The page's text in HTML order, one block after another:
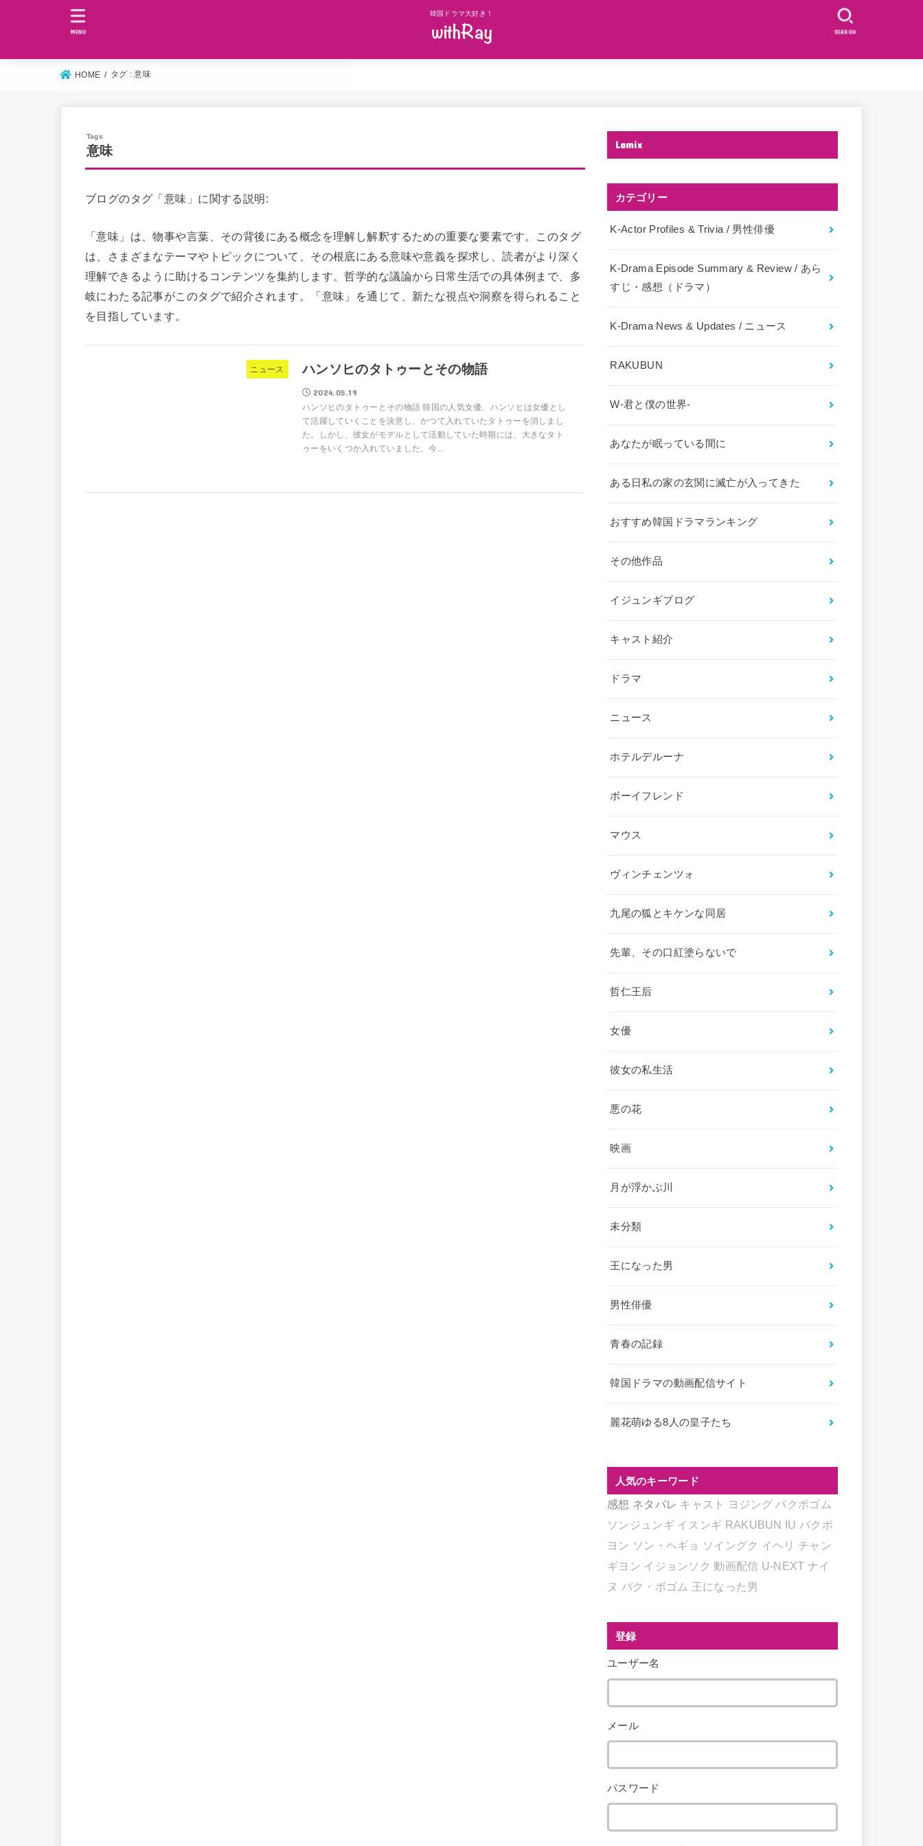
韓国ドラマ大好き！
SEARCH
MENU
HOME タグ : 意味
意味
ブログのタグ「意味」に関する説明:
「意味」は、物事や言葉、その背後にある概念を理解し解釈するための重要な要素です。このタグ
は、さまざまなテーマやトピックについて、その根底にある意味や意義を探求し、読者がより深く
理解できるように助けるコンテンツを集約します。哲学的な議論から日常生活での具体例まで、多
岐にわたる記事がこのタグで紹介されます。「意味」を通じて、新たな視点や洞察を得られること
を目指しています。
ニュース ハンソヒのタトゥーとその物語
2024.05.19
ハンソヒのタトゥーとその物語 韓国の人気女優、ハンソヒは女優とし
て活躍していくことを決意し、かつて入れていたタトゥーを消しまし
た。しかし、彼女がモデルとして活動していた時期には、大きなタト
ゥーをいくつか入れていました。今...
Lamix
カテゴリー
K-Actor Profiles & Trivia / 男性俳優
K-Drama Episode Summary & Review / あら
すじ・感想（ドラマ）
K-Drama News & Updates / ニュース
RAKUBUN
W-君と僕の世界-
あなたが眠っている間に
ある日私の家の玄関に滅亡が入ってきた
おすすめ韓国ドラマランキング
その他作品
イジュンギブログ
キャスト紹介
ドラマ
ニュース
ホテルデルーナ
ボーイフレンド
マウス
ヴィンチェンツォ
九尾の狐とキケンな同居
先輩、その口紅塗らないで
哲仁王后
女優
彼女の私生活
悪の花
映画
月が浮かぶ川
未分類
王になった男
男性俳優
青春の記録
韓国ドラマの動画配信サイト
麗花萌ゆる8人の皇子たち
人気のキーワード
感想 ネタバレ キャスト ヨジング パクボゴム
ソンジュンギ イスンギ RAKUBUN IU パクボ
ヨン ソン・ヘギョ ソイングク イヘリ チャン
ギヨン イジョンソク 動画配信 U-NEXT ナイ
ヌ パク・ボゴム 王になった男
登録
ユーザー名
メール
パスワード